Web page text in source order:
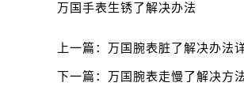
万国手表生锈了解决办法
上一篇： 万国腕表脏了解决办法
下一篇： 万国腕表走慢了解决方